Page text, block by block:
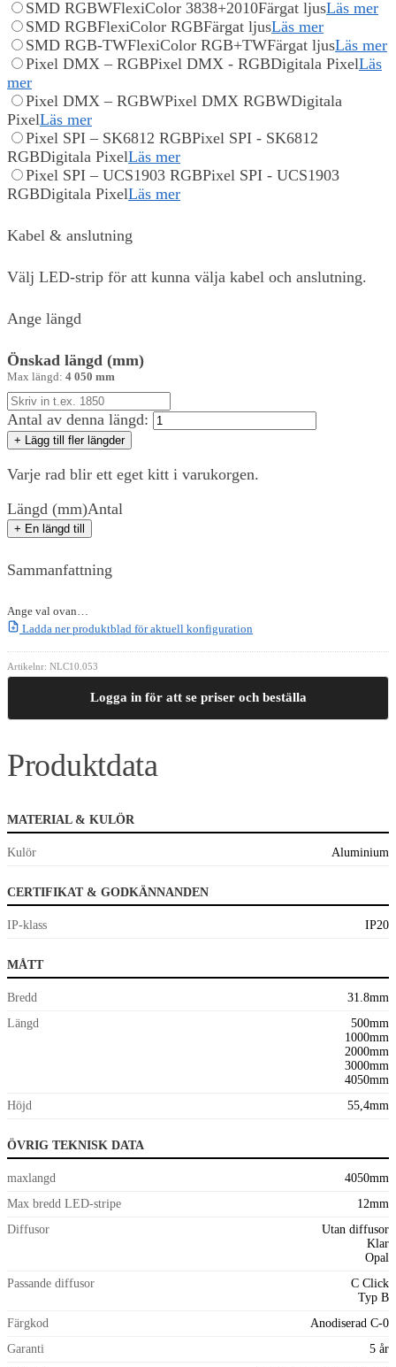
SMD RGBWFlexiColor 3838+2010Färgat ljusLäs mer
SMD RGBFlexiColor RGBFärgat ljusLäs mer
SMD RGB-TWFlexiColor RGB+TWFärgat ljusLäs mer
Pixel DMX – RGBPixel DMX - RGBDigitala PixelLäs
mer
Pixel DMX – RGBWPixel DMX RGBWDigitala
PixelLäs mer
Pixel SPI – SK6812 RGBPixel SPI - SK6812
RGBDigitala PixelLäs mer
Pixel SPI – UCS1903 RGBPixel SPI - UCS1903
RGBDigitala PixelLäs mer
Kabel & anslutning
Välj LED-strip för att kunna välja kabel och anslutning.
Ange längd
Önskad längd (mm)
Max längd: 4 050 mm
Antal av denna längd:
+ Lägg till fler längder
Varje rad blir ett eget kitt i varukorgen.
Längd (mm)Antal
+ En längd till
Sammanfattning
Ange val ovan…
Ladda ner produktblad för aktuell konfiguration
Artikelnr: NLC10.053
Logga in för att se priser och beställa
Produktdata
MATERIAL & KULÖR
Kulör Aluminium
CERTIFIKAT & GODKÄNNANDEN
IP-klass IP20
MÅTT
Bredd
31.8mm
Längd
500mm
1000mm
2000mm
3000mm
4050mm
Höjd
55,4mm
ÖVRIG TEKNISK DATA
maxlangd
4050mm
Max bredd LED-stripe
12mm
Diffusor
Utan diffusor
Klar
Opal
Passande diffusor
C Click
Typ B
Färgkod
Anodiserad C-0
Garanti
5 år